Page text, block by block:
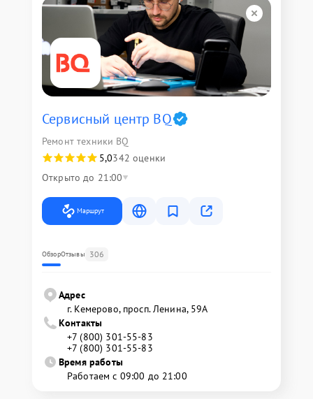
Сервисный центр BQ
Ремонт техники BQ
5,0342 оценки
Открыто до 21:00
Маршрут
ОбзорОтзывы 306
Адрес
г. Кемерово, просп. Ленина, 59А
Контакты
+7 (800) 301-55-83
+7 (800) 301-55-83
Время работы
Работаем с 09:00 до 21:00